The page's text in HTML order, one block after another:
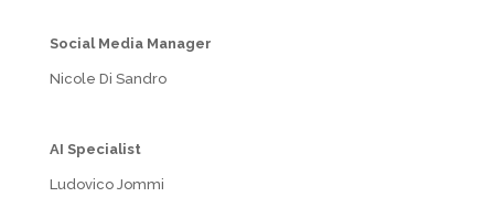
Social Media Manager
Nicole Di Sandro
AI Specialist
Ludovico Jommi